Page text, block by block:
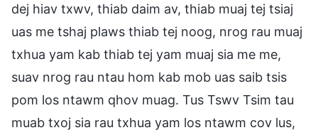
dej hiav txwv, thiab daim av, thiab muaj tej tsiaj
uas me tshaj plaws thiab tej noog, nrog rau muaj
txhua yam kab thiab tej yam muaj sia me me,
suav nrog rau ntau hom kab mob uas saib tsis
pom los ntawm qhov muag. Tus Tswv Tsim tau
muab txoj sia rau txhua yam los ntawm cov lus,